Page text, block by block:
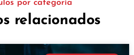
por categoría
relacionados